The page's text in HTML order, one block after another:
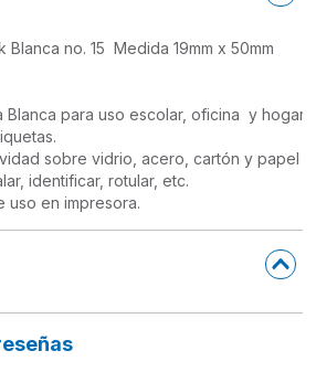
no. 15  Medida 19mm x 50mm
Blanca para uso escolar, oficina  y hogar.
sobre vidrio, acero, cartón y papel
identificar, rotular, etc.
uso en impresora.